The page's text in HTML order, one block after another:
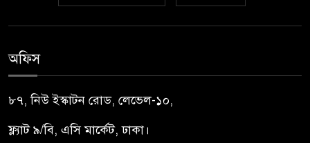
অফিস
৮৭, নিউ ইস্কাটন রোড, লেভেল-১০,
ফ্ল্যাট ৯/বি, এসি মার্কেট, ঢাকা।